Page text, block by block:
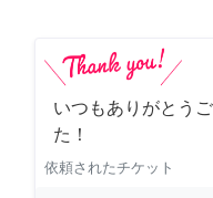
いつもありがとう
た！
依頼されたチケット